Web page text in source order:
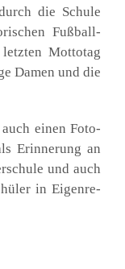
die Schu­le
Fuß­ball­
Mot­to­tag
Damen und die
einen Foto­
Erin­ne­rung an
und auch
in Eigen­re­